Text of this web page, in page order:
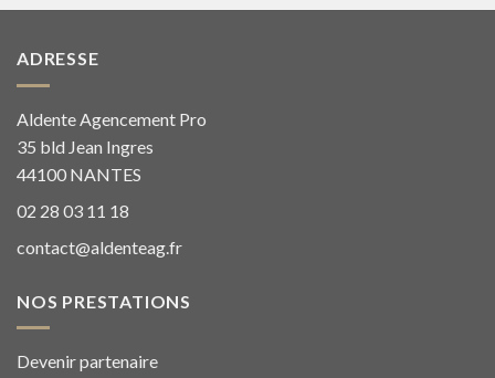
ADRESSE
Aldente Agencement Pro
35 bld Jean Ingres
44100 NANTES
02 28 03 11 18
contact@aldenteag.fr
NOS PRESTATIONS
Devenir partenaire